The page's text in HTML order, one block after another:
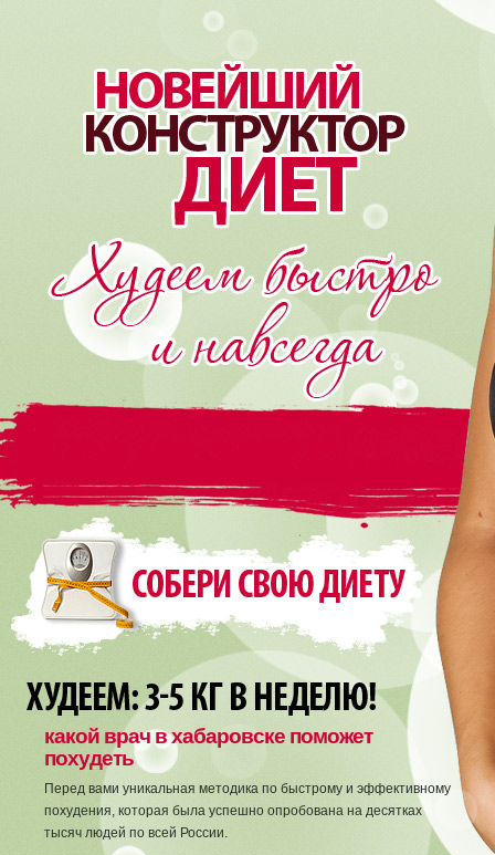
какой врач в хабаровске поможет
похудеть
Перед вами уникальная методика по быстрому и эффективному
похудения, которая была успешно опробована на десятках
тысяч людей по всей России.